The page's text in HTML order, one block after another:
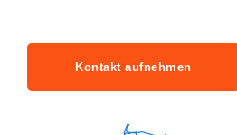
Kontakt aufnehmen